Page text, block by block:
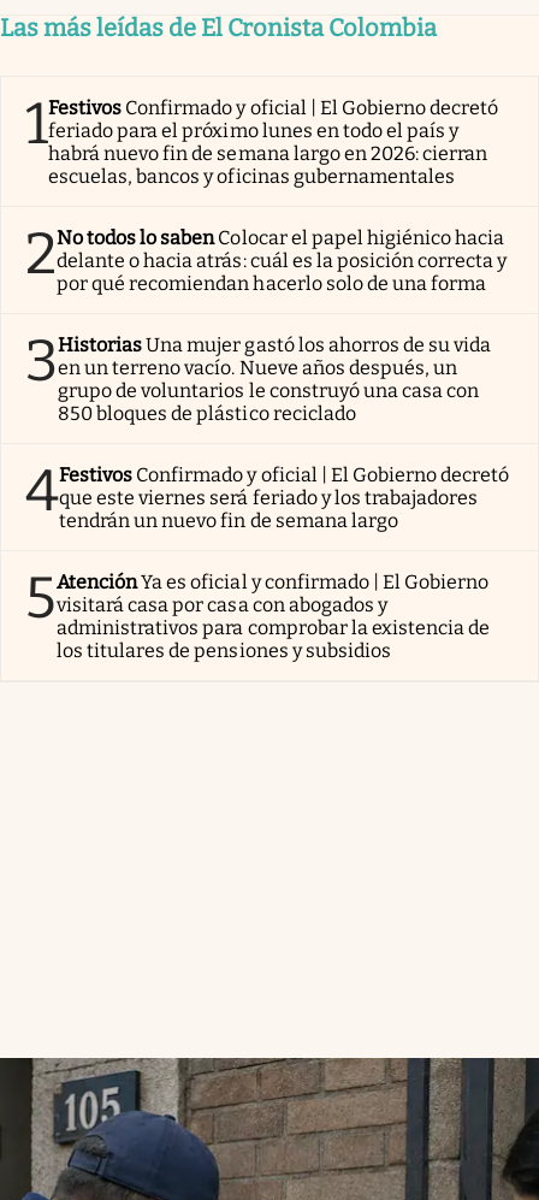
Las más leídas de El Cronista Colombia
1Festivos Confirmado y oficial | El Gobierno decretó
feriado para el próximo lunes en todo el país y
habrá nuevo fin de semana largo en 2026: cierran
escuelas, bancos y oficinas gubernamentales
2No todos lo sabenColocar el papel higiénico hacia
delante o hacia atrás: cuál es la posición correcta y
por qué recomiendan hacerlo solo de una forma
3HistoriasUna mujer gastó los ahorros de su vida
en un terreno vacío. Nueve años después, un
grupo de voluntarios le construyó una casa con
850 bloques de plástico reciclado
4Festivos Confirmado y oficial | El Gobierno decretó
que este viernes será feriado y los trabajadores
tendrán un nuevo fin de semana largo
5AtenciónYa es oficial y confirmado | El Gobierno
visitará casa por casa con abogados y
administrativos para comprobar la existencia de
los titulares de pensiones y subsidios